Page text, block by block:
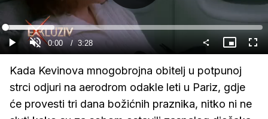
Gledaj
GledajUpali
zvuk
Current
Time
0:00 / Duration
3:28
Loaded:
19.13%
Slika
u
Kada Kevinova mnogobrojna obitelj u potpunoj
strci odjuri na aerodrom odakle leti u Pariz, gdje
će provesti tri dana božićnih praznika, nitko ni ne